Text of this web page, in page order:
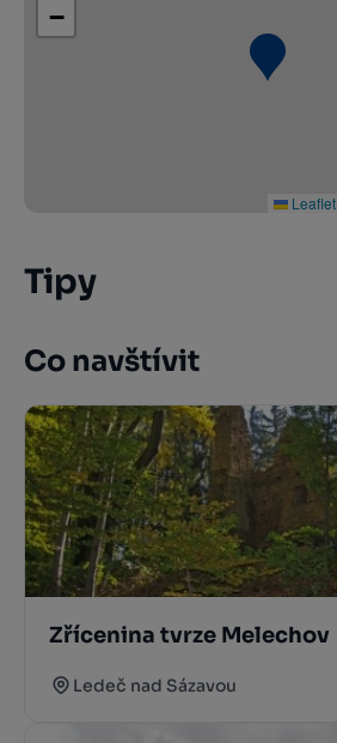
−
Leaflet
Tipy
Co navštívit
Zřícenina tvrze Melechov
Ledeč nad Sázavou